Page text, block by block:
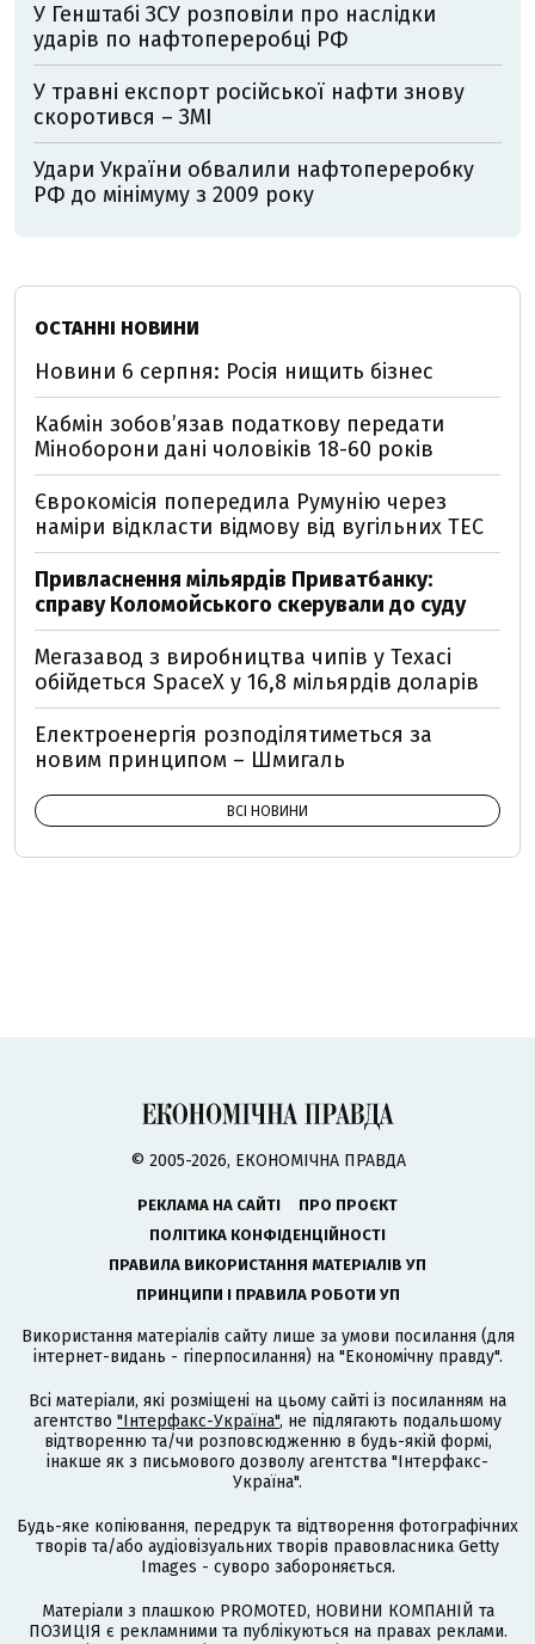
У Генштабі ЗСУ розповіли про наслідки
ударів по нафтопереробці РФ
У травні експорт російської нафти знову
скоротився – ЗМІ
Удари України обвалили нафтопереробку
РФ до мінімуму з 2009 року
ОСТАННІ НОВИНИ
Новини 6 серпня: Росія нищить бізнес
Кабмін зобовʼязав податкову передати
Міноборони дані чоловіків 18-60 років
Єврокомісія попередила Румунію через
наміри відкласти відмову від вугільних ТЕС
Привласнення мільярдів Приватбанку:
справу Коломойського скерували до суду
Мегазавод з виробництва чипів у Техасі
обійдеться SpaceX у 16,8 мільярдів доларів
Електроенергія розподілятиметься за
новим принципом – Шмигаль
ВСІ НОВИНИ
© 2005-2026, ЕКОНОМІЧНА ПРАВДА
РЕКЛАМА НА САЙТІ
ПРО ПРОЄКТ
ПОЛІТИКА КОНФІДЕНЦІЙНОСТІ
ПРАВИЛА ВИКОРИСТАННЯ МАТЕРІАЛІВ УП
ПРИНЦИПИ І ПРАВИЛА РОБОТИ УП
Використання матеріалів сайту лише за умови посилання (для
інтернет-видань - гіперпосилання) на "Економічну правду".
Всі матеріали, які розміщені на цьому сайті із посиланням на
агентство "Інтерфакс-Україна", не підлягають подальшому
відтворенню та/чи розповсюдженню в будь-якій формі,
інакше як з письмового дозволу агентства "Інтерфакс-
Україна".
Будь-яке копіювання, передрук та відтворення фотографічних
творів та/або аудіовізуальних творів правовласника Getty
Images - суворо забороняється.
Матеріали з плашкою PROMOTED, НОВИНИ КОМПАНІЙ та
ПОЗИЦІЯ є рекламними та публікуються на правах реклами.